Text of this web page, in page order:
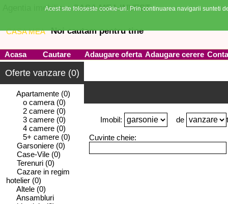
Agentia imobiliara CASA MEA INVEST
Noi cautam pentru tine
Acasa Cautare Adaugare oferta Adaugare cerere
Oferte vanzare (0)
Apartamente (0)
o camera (0)
2 camere (0)
3 camere (0)
4 camere (0)
5+ camere (0)
Garsoniere (0)
Case-Vile (0)
Terenuri (0)
Cazare in regim
hotelier (0)
Altele (0)
Ansambluri
Imobil: de
Cuvinte cheie:
Acest site foloseste cookie-uri. Prin continuarea navigarii sunteti